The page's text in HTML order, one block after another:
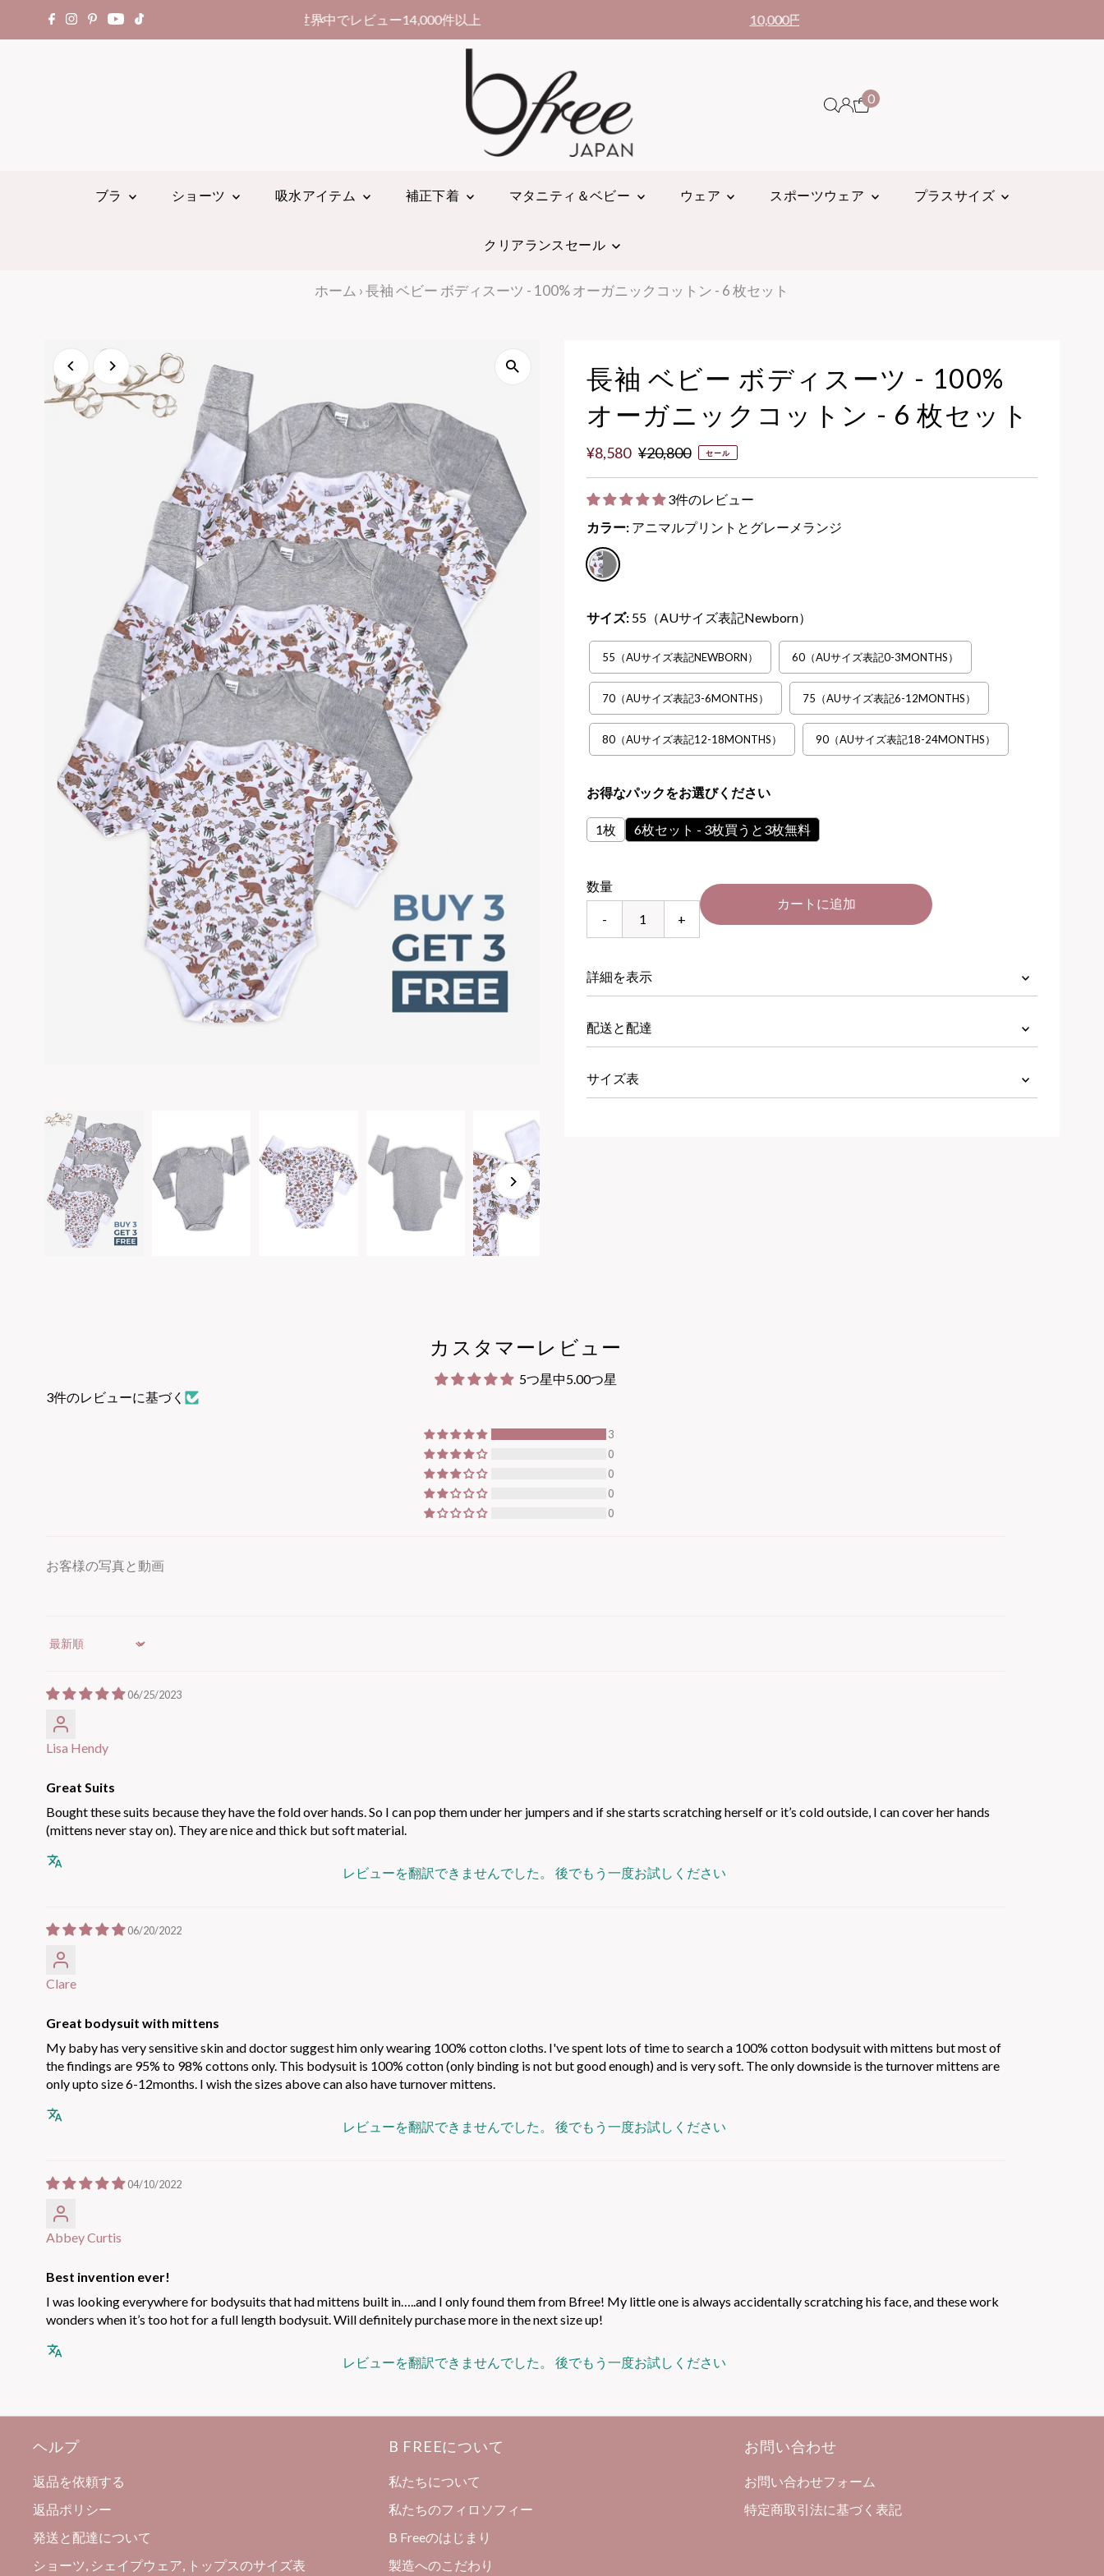
10,000円以上お買い上げで送料無料！
界中でレビュー14,000件以上
0
ブラ ショーツ 吸水アイテム 補正下着 マタニティ＆ベビー ウェア スポーツウェア プラスサイズ
クリアランスセール
ホーム › 長袖 ベビー ボディスーツ - 100% オーガニックコットン - 6 枚セット
長袖 ベビー ボディスーツ - 100%
オーガニックコットン - 6 枚セット
セ
ー
ル
格
¥8,580 通
常
価
¥20,800 セール
3件のレビュー
カラー: アニマルプリントとグレーメランジ
サイズ: 55（AUサイズ表記Newborn）
55（AUサイズ表記NEWBORN） 60（AUサイズ表記0-3MONTHS）
70（AUサイズ表記3-6MONTHS） 75（AUサイズ表記6-12MONTHS）
80（AUサイズ表記12-18MONTHS） 90（AUサイズ表記18-24MONTHS）
お得なパックをお選びください
1枚 6枚セット - 3枚買うと3枚無料
数量
- +
詳細を表示
配送と配達
サイズ表
カスタマーレビュー
5つ星中5.00つ星
3件のレビューに基づく
3
0
0
0
0
お客様の写真と動画
Sort by
06/25/2023
Lisa Hendy
Great Suits
Bought these suits because they have the fold over hands. So I can pop them under her jumpers and if she starts scratching herself or it’s cold outside, I can cover her hands
(mittens never stay on). They are nice and thick but soft material.
レビューを翻訳できませんでした。 後でもう一度お試しください
06/20/2022
Clare
Great bodysuit with mittens
My baby has very sensitive skin and doctor suggest him only wearing 100% cotton cloths. I've spent lots of time to search a 100% cotton bodysuit with mittens but most of
the findings are 95% to 98% cottons only. This bodysuit is 100% cotton (only binding is not but good enough) and is very soft. The only downside is the turnover mittens are
only upto size 6-12months. I wish the sizes above can also have turnover mittens.
レビューを翻訳できませんでした。 後でもう一度お試しください
04/10/2022
Abbey Curtis
Best invention ever!
I was looking everywhere for bodysuits that had mittens built in…..and I only found them from Bfree! My little one is always accidentally scratching his face, and these work
wonders when it’s too hot for a full length bodysuit. Will definitely purchase more in the next size up!
レビューを翻訳できませんでした。 後でもう一度お試しください
ヘルプ
返品を依頼する
返品ポリシー
発送と配達について
ショーツ, シェイプウェア, トップスのサイズ表
B FREEについて
私たちについて
私たちのフィロソフィー
B Freeのはじまり
製造へのこだわり
お問い合わせ
お問い合わせフォーム
特定商取引法に基づく表記